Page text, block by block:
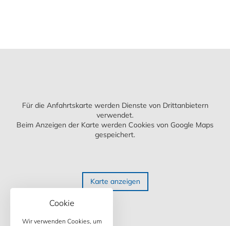
Cookie
Wir verwenden Cookies, um
Für die Anfahrtskarte werden Dienste von Drittanbietern
verwendet.
Beim Anzeigen der Karte werden Cookies von Google Maps
gespeichert.
Karte anzeigen